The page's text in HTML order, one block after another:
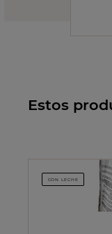
Estos
CON LECHE